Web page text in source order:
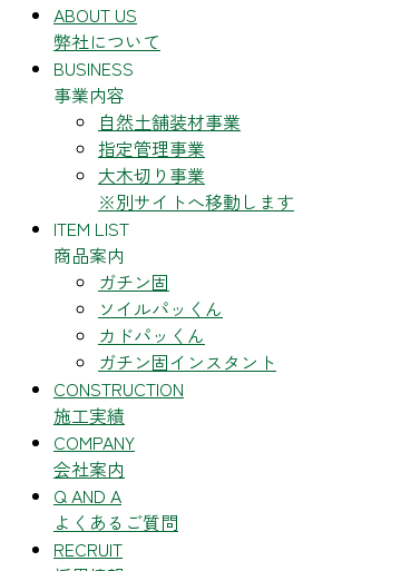
ABOUT US
弊社について
BUSINESS
事業内容
自然土舗装材事業
指定管理事業
大木切り事業
※別サイトへ移動します
ITEM LIST
商品案内
ガチン固
ソイルパッくん
カドパッくん
ガチン固インスタント
CONSTRUCTION
施工実績
COMPANY
会社案内
Q AND A
よくあるご質問
RECRUIT